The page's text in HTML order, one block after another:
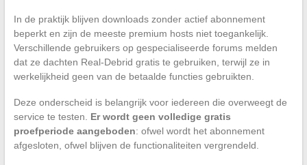
In de praktijk blijven downloads zonder actief abonnement
beperkt en zijn de meeste premium hosts niet toegankelijk.
Verschillende gebruikers op gespecialiseerde forums melden
dat ze dachten Real-Debrid gratis te gebruiken, terwijl ze in
werkelijkheid geen van de betaalde functies gebruikten.
Deze onderscheid is belangrijk voor iedereen die overweegt de
service te testen. Er wordt geen volledige gratis
proefperiode aangeboden: ofwel wordt het abonnement
afgesloten, ofwel blijven de functionaliteiten vergrendeld.